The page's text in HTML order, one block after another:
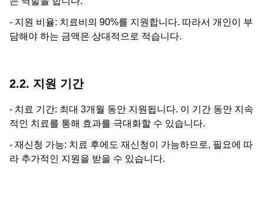
- 지원 비율: 치료비의 90%를 지원합니다. 따라서 개인이 부
담해야 하는 금액은 상대적으로 적습니다.
2.2. 지원 기간
- 치료 기간: 최대 3개월 동안 지원됩니다. 이 기간 동안 지속
적인 치료를 통해 효과를 극대화할 수 있습니다.
- 재신청 가능: 치료 후에도 재신청이 가능하므로, 필요에 따
라 추가적인 지원을 받을 수 있습니다.